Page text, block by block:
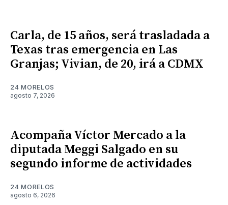
Carla, de 15 años, será trasladada a
Texas tras emergencia en Las
Granjas; Vivian, de 20, irá a CDMX
24 MORELOS
agosto 7, 2026
Acompaña Víctor Mercado a la
diputada Meggi Salgado en su
segundo informe de actividades
24 MORELOS
agosto 6, 2026